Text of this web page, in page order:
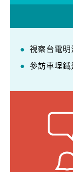
視察台電明
參訪車埕鐵